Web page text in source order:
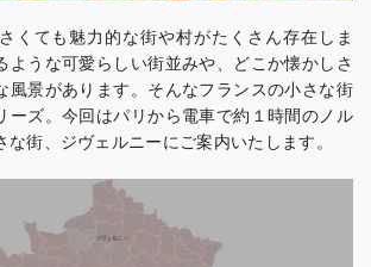
くても魅力的な街や村がたくさん存在しま
ような可愛らしい街並みや、どこか懐かしさ
風景があります。そんなフランスの小さな街
ーズ。今回はパリから電車で約１時間のノル
街、ジヴェルニーにご案内いたします。